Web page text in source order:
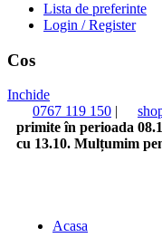
Lista de preferinte
Login / Register
Cos
Inchide
0767 119 150 |
primite în perioada
cu 13.10. Mulțumim
Acasa